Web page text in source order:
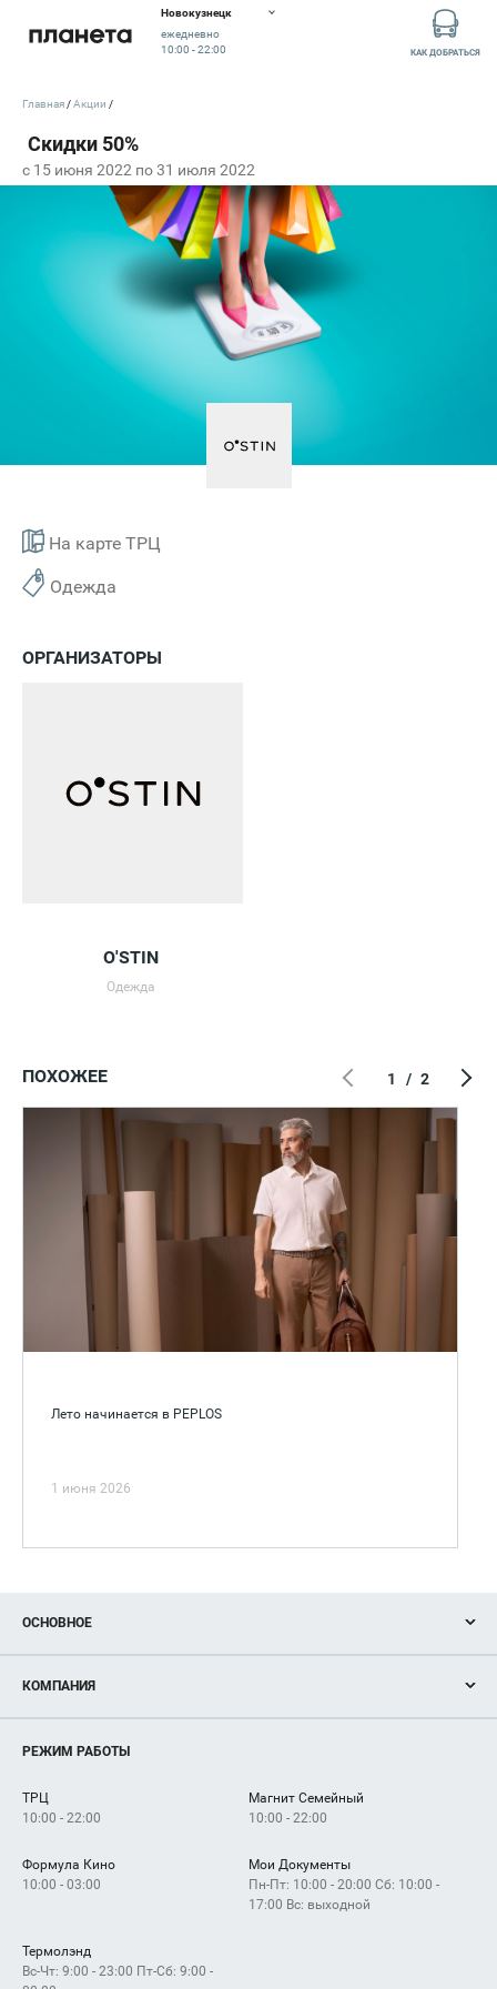
Новокузнецк
ежедневно
10:00 - 22:00
КАК ДОБРАТЬСЯ
c 15 июня 2022 по 31 июля 2022
На карте ТРЦ
Одежда
Главная Акции
ОРГАНИЗАТОРЫ
O'STIN
Одежда
ПОХОЖЕЕ
Лето начинается в PEPLOS
1 июня 2026
1 / 2
ОСНОВНОЕ
Новости
Магазины
Услуги
КОМПАНИЯ
Рекламодателям
Как добраться
РЕЖИМ РАБОТЫ
ТРЦ
10:00 - 22:00
Магнит Семейный
10:00 - 22:00
Формула Кино
10:00 - 03:00
Мои Документы
Пн-Пт: 10:00 - 20:00 Сб: 10:00 -
17:00 Вс: выходной
Термолэнд
Вс-Чт: 9:00 - 23:00 Пт-Сб: 9:00 -